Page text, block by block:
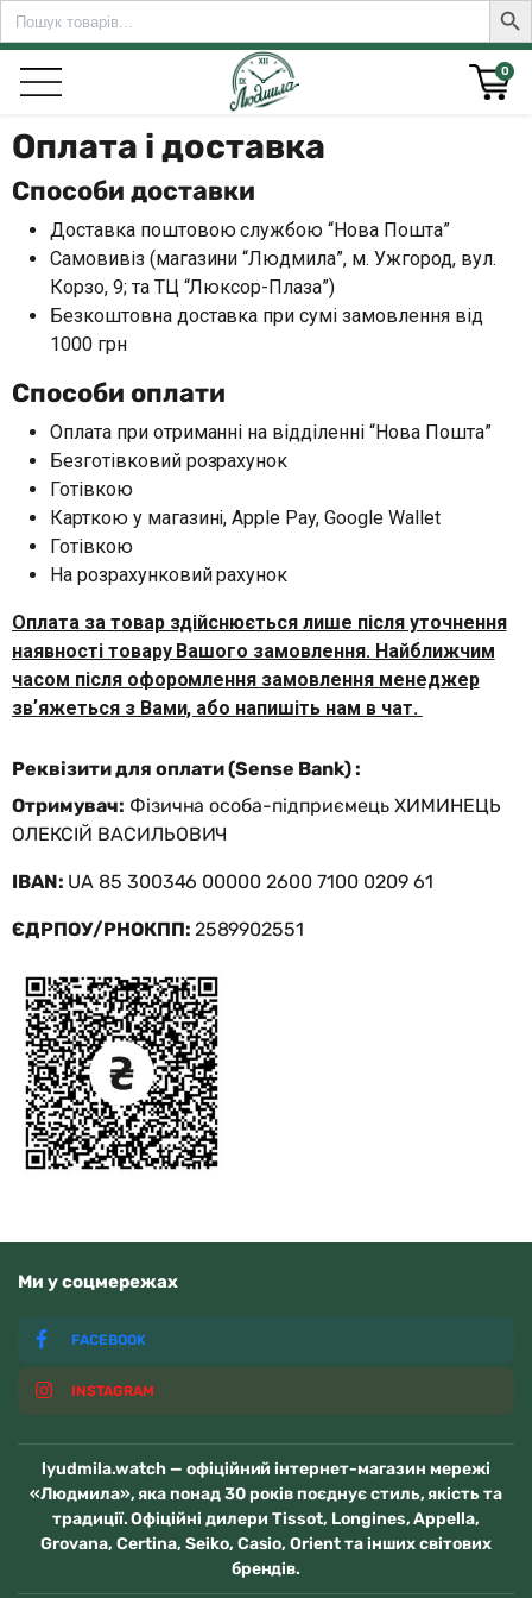
Search
for:
0
Оплата і доставка
Способи доставки
Доставка поштовою службою “Нова Пошта”
Самовивіз (магазини “Людмила”, м. Ужгород, вул.
Корзо, 9; та ТЦ “Люксор-Плаза”)
Безкоштовна доставка при сумі замовлення від
1000 грн
Способи оплати
Оплата при отриманні на відділенні “Нова Пошта”
Безготівковий розрахунок
Готівкою
Карткою у магазині, Apple Pay, Google Wallet
Готівкою
На розрахунковий рахунок
Оплата за товар здійснюється лише після уточнення
наявності товару Вашого замовлення. Найближчим
часом після офоромлення замовлення менеджер
звʼяжеться з Вами, або напишіть нам в чат.
Реквізити для оплати (Sense Bank) :
Отримувач: Фізична особа-підприємець ХИМИНЕЦЬ
ОЛЕКСІЙ ВАСИЛЬОВИЧ
IBAN: UA 85 300346 00000 2600 7100 0209 61
ЄДРПОУ/РНОКПП: 2589902551
Ми у соцмережах
FACEBOOK
INSTAGRAM
lyudmila.watch — офіційний інтернет-магазин мережі
«Людмила», яка понад 30 років поєднує стиль, якість та
традиції. Офіційні дилери Tissot, Longines, Appella,
Grovana, Certina, Seiko, Casio, Orient та інших світових
брендів.